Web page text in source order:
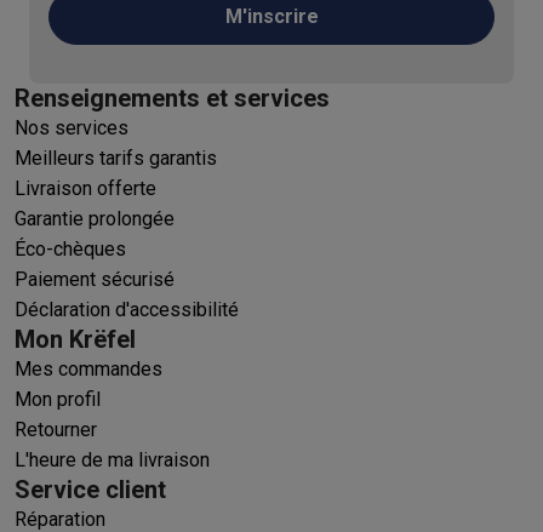
M'inscrire
Renseignements et services
Nos services
Meilleurs tarifs garantis
Livraison offerte
Garantie prolongée
Éco-chèques
Paiement sécurisé
Déclaration d'accessibilité
Mon Krëfel
Mes commandes
Mon profil
Retourner
L'heure de ma livraison
Service client
Réparation